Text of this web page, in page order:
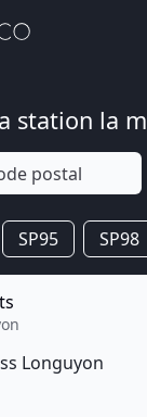
station la
SP95 SP98
Longuyon